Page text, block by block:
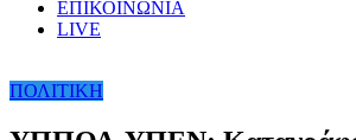
ΕΠΙΚΟΙΝΩΝΙΑ
LIVE
ΠΟΛΙΤΙΚΗ